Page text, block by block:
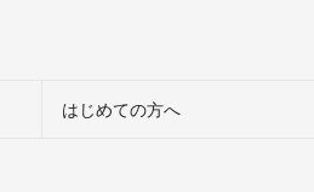
はじめての方へ